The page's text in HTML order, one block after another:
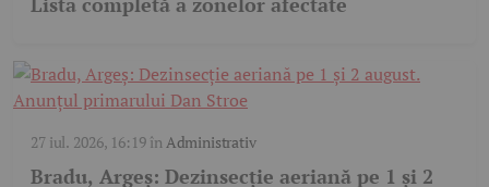
27 iul. 2026, 16:19înAdministrativ
Bradu, Argeș: Dezinsecție aeriană pe 1 și 2